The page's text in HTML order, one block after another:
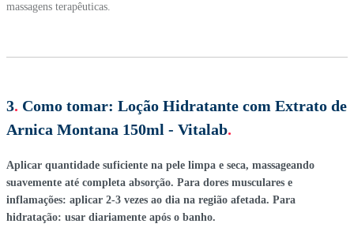
massagens terapêuticas.
3. Como tomar: Loção Hidratante com Extrato de
Arnica Montana 150ml - Vitalab.
Aplicar quantidade suficiente na pele limpa e seca, massageando
suavemente até completa absorção. Para dores musculares e
inflamações: aplicar 2-3 vezes ao dia na região afetada. Para
hidratação: usar diariamente após o banho.